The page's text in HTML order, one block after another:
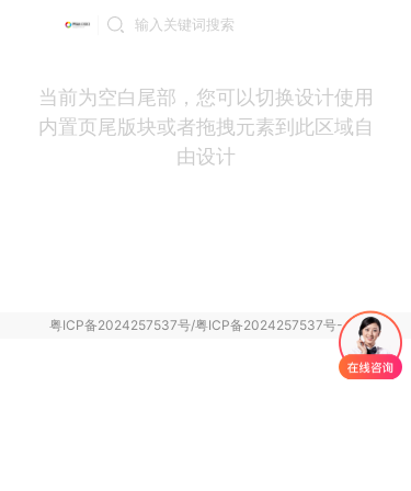
当前为空白尾部，您可以切换设计使用
内置页尾版块或者拖拽元素到此区域自
由设计
粤ICP备2024257537号/粤ICP备2024257537号-4